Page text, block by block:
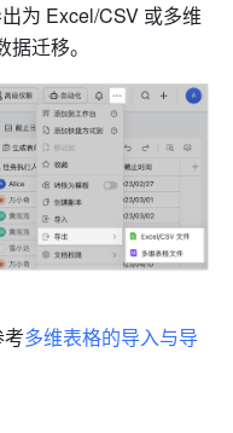
为 Excel/CSV 或多维
迁移。
多维表格的导入与导